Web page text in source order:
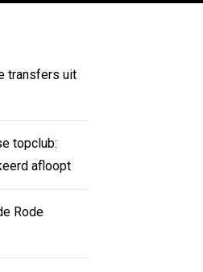
transfers uit
topclub:
afloopt
Rode